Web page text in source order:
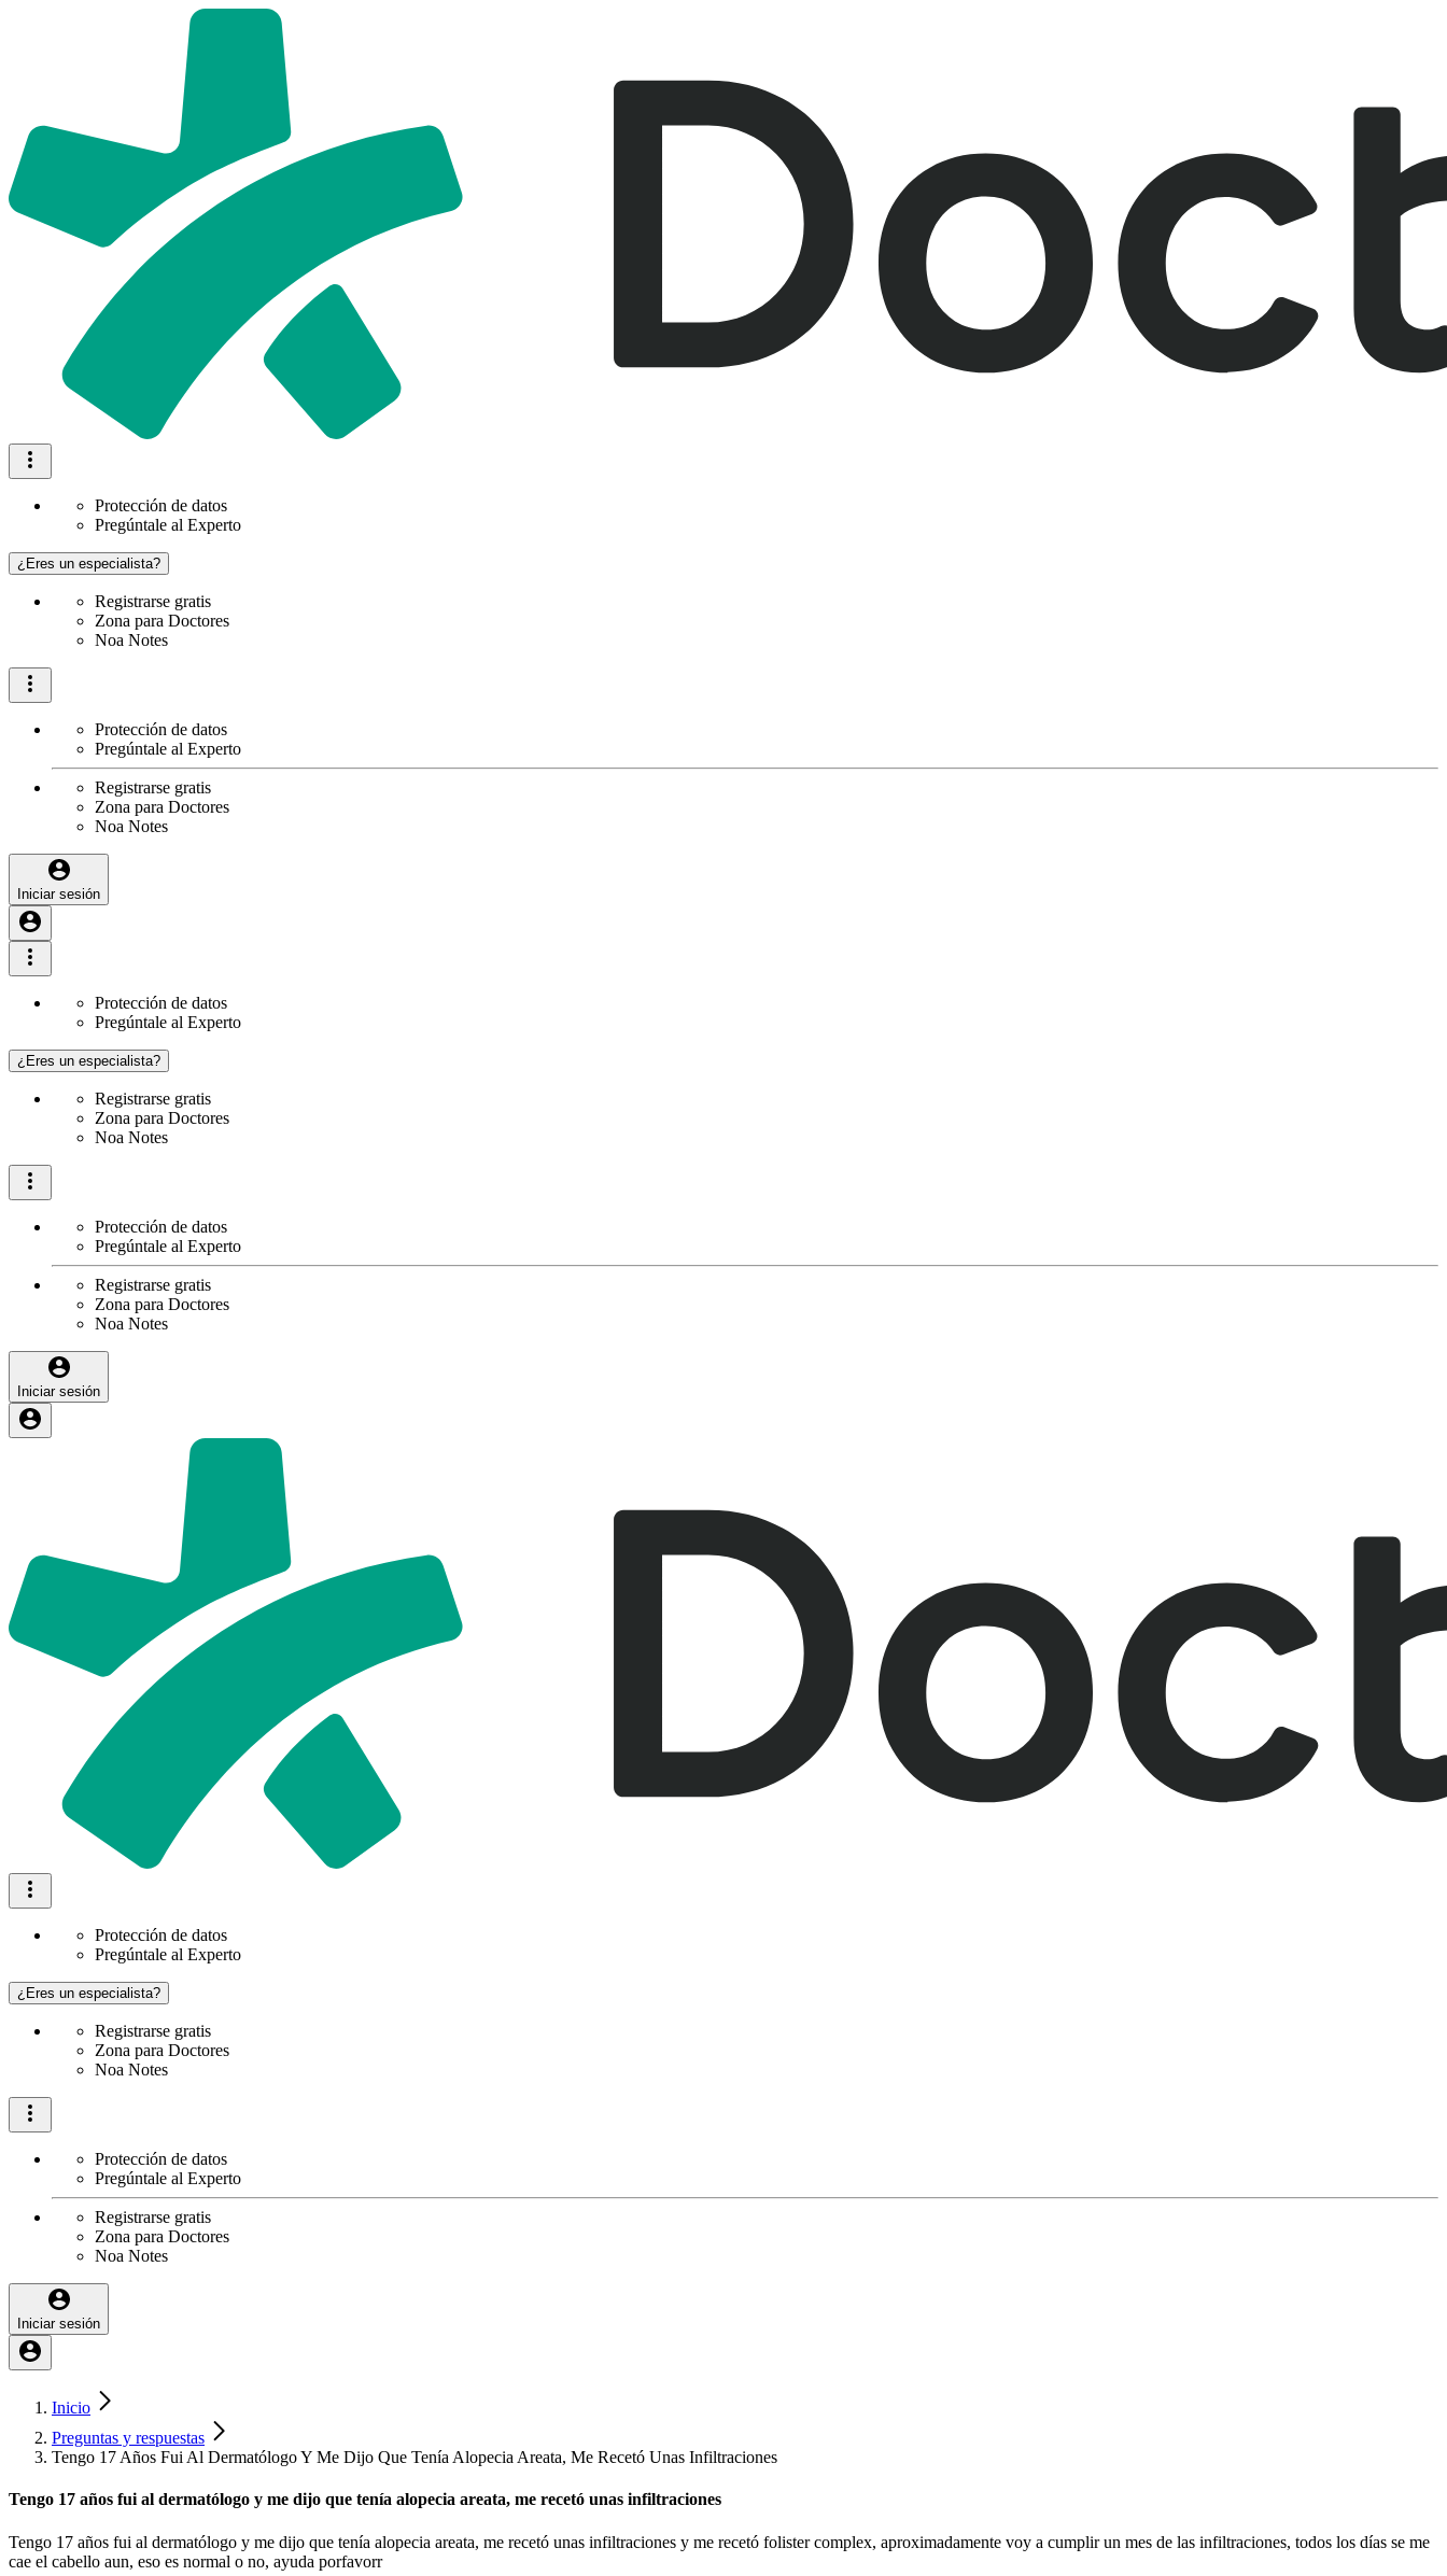
Protección de datos
Pregúntale al Experto
¿Eres un especialista?
Registrarse gratis
Zona para Doctores
Noa Notes
Protección de datos
Pregúntale al Experto
Registrarse gratis
Zona para Doctores
Noa Notes
Iniciar sesión
Protección de datos
Pregúntale al Experto
¿Eres un especialista?
Registrarse gratis
Zona para Doctores
Noa Notes
Protección de datos
Pregúntale al Experto
Registrarse gratis
Zona para Doctores
Noa Notes
Iniciar sesión
Protección de datos
Pregúntale al Experto
¿Eres un especialista?
Registrarse gratis
Zona para Doctores
Noa Notes
Protección de datos
Pregúntale al Experto
Registrarse gratis
Zona para Doctores
Noa Notes
Iniciar sesión
Inicio
Preguntas y respuestas
Tengo 17 Años Fui Al Dermatólogo Y Me Dijo Que Tenía Alopecia Areata, Me Recetó Unas Infiltraciones
Tengo 17 años fui al dermatólogo y me dijo que tenía alopecia areata, me recetó unas infiltraciones
Tengo 17 años fui al dermatólogo y me dijo que tenía alopecia areata, me recetó unas infiltraciones y me recetó folister complex, aproximadamente voy a cumplir un mes de las infiltraciones, todos los días se me
cae el cabello aun, eso es normal o no, ayuda porfavorr